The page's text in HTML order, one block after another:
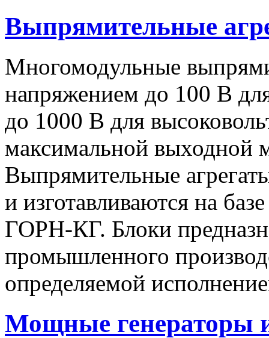
Выпрямительные
Многомодульные
напряжением до 100 В
до 1000 В для
максимальной
Выпрямительные
и изготавливаются на
ГОРН-КГ. Блоки
промышленного
определяемой
Мощные